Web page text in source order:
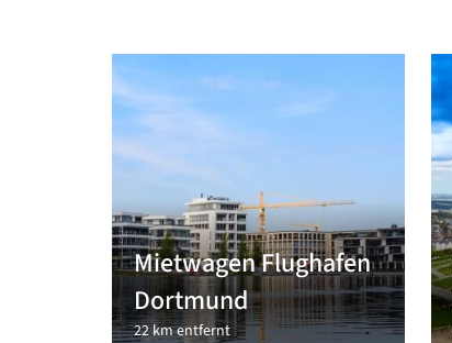
Mietwagen Flughafen
Dortmund
22 km entfernt